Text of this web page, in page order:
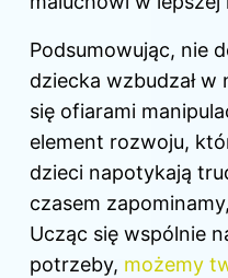
Podsumowując, nie
dziecka wzbudzał w
się ofiarami
element rozwoju,
dzieci napotykają
czasem
Ucząc się wspólnie
potrzeby, możemy